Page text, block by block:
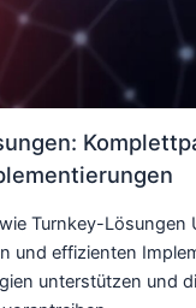
Turnkey-Lösungen
und effizienten
unterstützen und